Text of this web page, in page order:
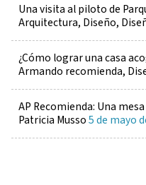
Una visita al piloto de
Arquitectura, Diseño,
¿Cómo lograr una casa
Armando recomienda,
AP Recomienda: Una
Patricia Musso5 de mayo